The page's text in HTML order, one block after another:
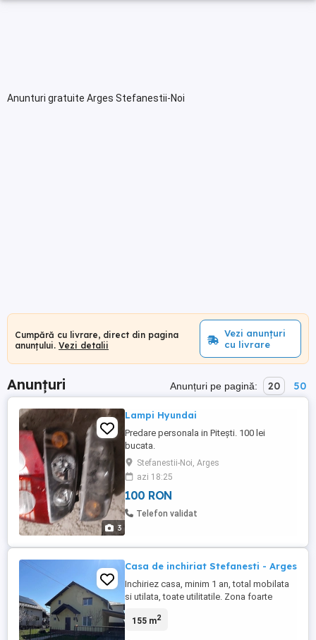
Anunturi gratuite Arges Stefanestii-Noi
Cumpără cu livrare, direct din pagina
anunțului. Vezi detalii
Vezi anunțuri
cu livrare
Anunțuri Anunțuri pe pagină: 20 50
3
Lampi Hyundai
Predare personala in Pitești. 100 lei
bucata.
Stefanestii-Noi, Arges
azi 18:25
100 RON
Telefon validat
Casa de inchiriat Stefanesti - Arges
Inchiriez casa, minim 1 an, total mobilata
si utilata, toate utilitatile. Zona foarte
Curte, carpot doua masini, automatizare
155 m2